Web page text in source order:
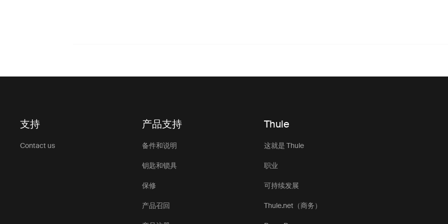
支持
Contact us
产品支持
备件和说明
钥匙和锁具
保修
产品召回
Thule
这就是 Thule
职业
可持续发展
Thule.net（商务）